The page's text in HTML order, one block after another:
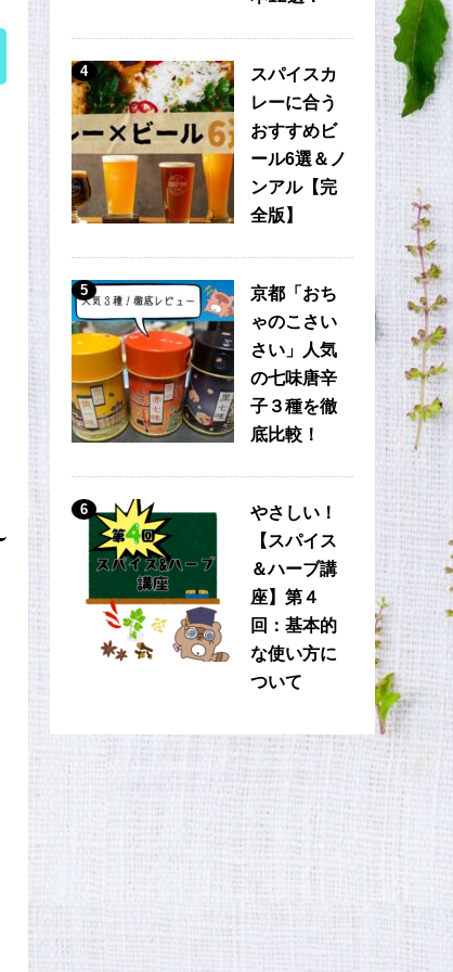
4
スパイスカ
レーに合う
おすすめビ
ール6選＆ノ
ンアル【完
全版】
5
京都「おち
ゃのこさい
さい」人気
の七味唐辛
子３種を徹
底比較！
6
やさしい！
【スパイス
＆ハーブ講
座】第４
回：基本的
な使い方に
ついて